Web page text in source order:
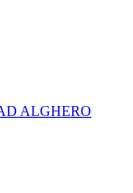
ALGHERO